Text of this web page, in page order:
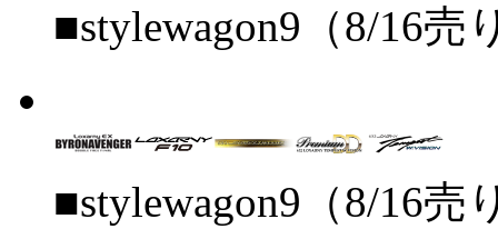
■stylewagon9（8/16売
■stylewagon9（8/16売